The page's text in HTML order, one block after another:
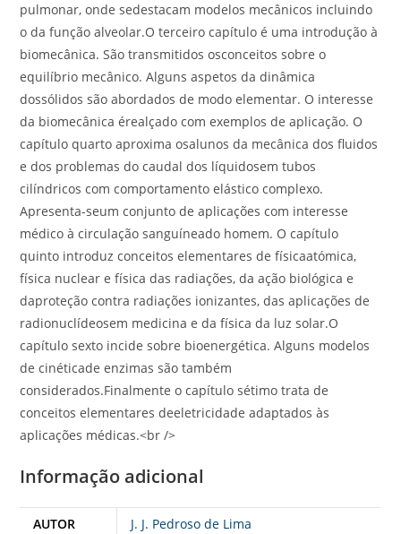
pulmonar, onde sedestacam modelos mecânicos incluindo
o da função alveolar.O terceiro capítulo é uma introdução à
biomecânica. São transmitidos osconceitos sobre o
equilíbrio mecânico. Alguns aspetos da dinâmica
dossólidos são abordados de modo elementar. O interesse
da biomecânica érealçado com exemplos de aplicação. O
capítulo quarto aproxima osalunos da mecânica dos fluidos
e dos problemas do caudal dos líquidosem tubos
cilíndricos com comportamento elástico complexo.
Apresenta-seum conjunto de aplicações com interesse
médico à circulação sanguíneado homem. O capítulo
quinto introduz conceitos elementares de físicaatómica,
física nuclear e física das radiações, da ação biológica e
daproteção contra radiações ionizantes, das aplicações de
radionuclídeosem medicina e da física da luz solar.O
capítulo sexto incide sobre bioenergética. Alguns modelos
de cinéticade enzimas são também
considerados.Finalmente o capítulo sétimo trata de
conceitos elementares deeletricidade adaptados às
aplicações médicas.<br />
Informação adicional
AUTOR
J. J. Pedroso de Lima